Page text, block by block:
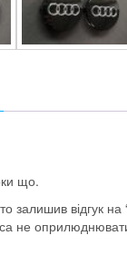
що.
залишив відгук
не